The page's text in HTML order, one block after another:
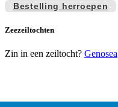
Bestelling herroepen
Zeezeiltochten
Zin in een zeiltocht? Genosea